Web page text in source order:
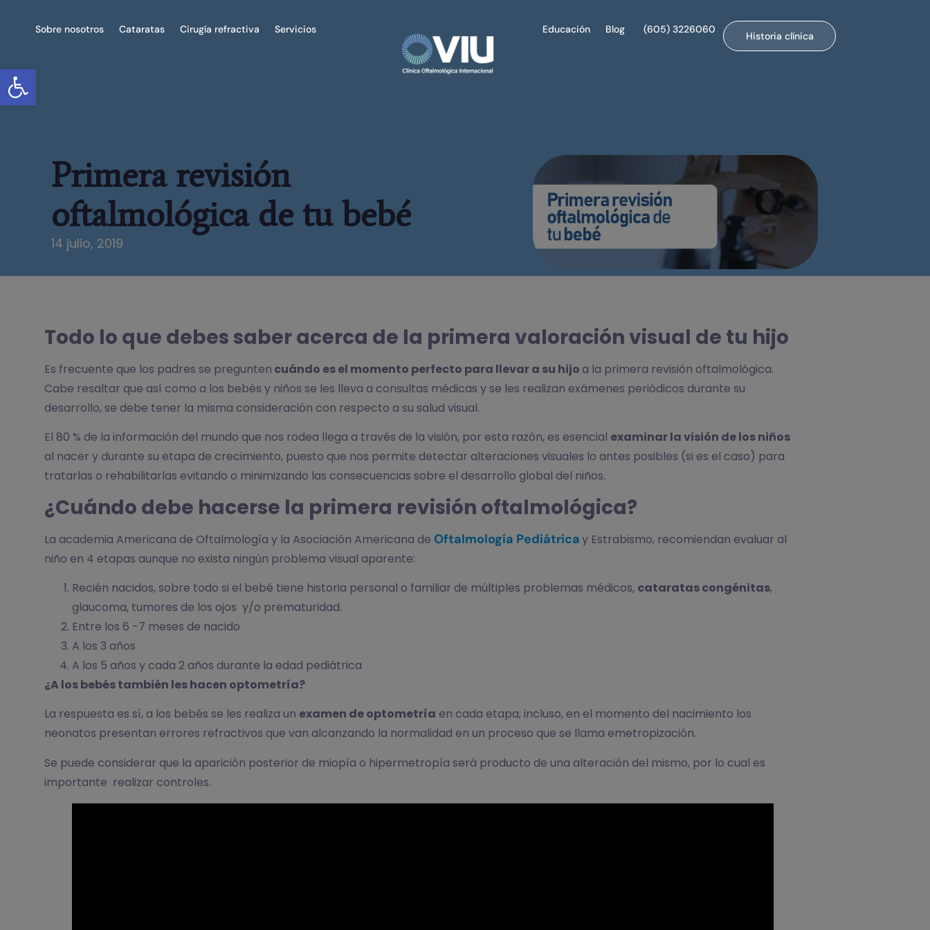
Abrir barra de herramientas
Sobre nosotros Cataratas Cirugía refractiva Servicios Educación Blog (605) 3226060
Historia clínica
Primera revisión
oftalmológica de tu bebé
14 julio, 2019
Todo lo que debes saber acerca de la primera valoración visual de tu hijo
Es frecuente que los padres se pregunten cuándo es el momento perfecto para llevar a su hijo a la primera revisión oftalmológica.
Cabe resaltar que así como a los bebés y niños se les lleva a consultas médicas y se les realizan exámenes periódicos durante su
desarrollo, se debe tener la misma consideración con respecto a su salud visual.
El 80 % de la información del mundo que nos rodea llega a través de la visión, por esta razón, es esencial examinar la visión de los niños
al nacer y durante su etapa de crecimiento, puesto que nos permite detectar alteraciones visuales lo antes posibles (si es el caso) para
tratarlas o rehabilitarlas evitando o minimizando las consecuencias sobre el desarrollo global del niños.
¿Cuándo debe hacerse la primera revisión oftalmológica?
La academia Americana de Oftalmología y la Asociación Americana de Oftalmología Pediátricay Estrabismo, recomiendan evaluar al
niño en 4 etapas aunque no exista ningún problema visual aparente:
Recién nacidos, sobre todo si el bebé tiene historia personal o familiar de múltiples problemas médicos, cataratas congénitas,
glaucoma, tumores de los ojos y/o prematuridad.
Entre los 6 -7 meses de nacido
A los 3 años
A los 5 años y cada 2 años durante la edad pediátrica
¿A los bebés también les hacen optometría?
La respuesta es sí, a los bebés se les realiza un examen de optometría en cada etapa; incluso, en el momento del nacimiento los
neonatos presentan errores refractivos que van alcanzando la normalidad en un proceso que se llama emetropización.
Se puede considerar que la aparición posterior de miopía o hipermetropía será producto de una alteración del mismo, por lo cual es
importante realizar controles.